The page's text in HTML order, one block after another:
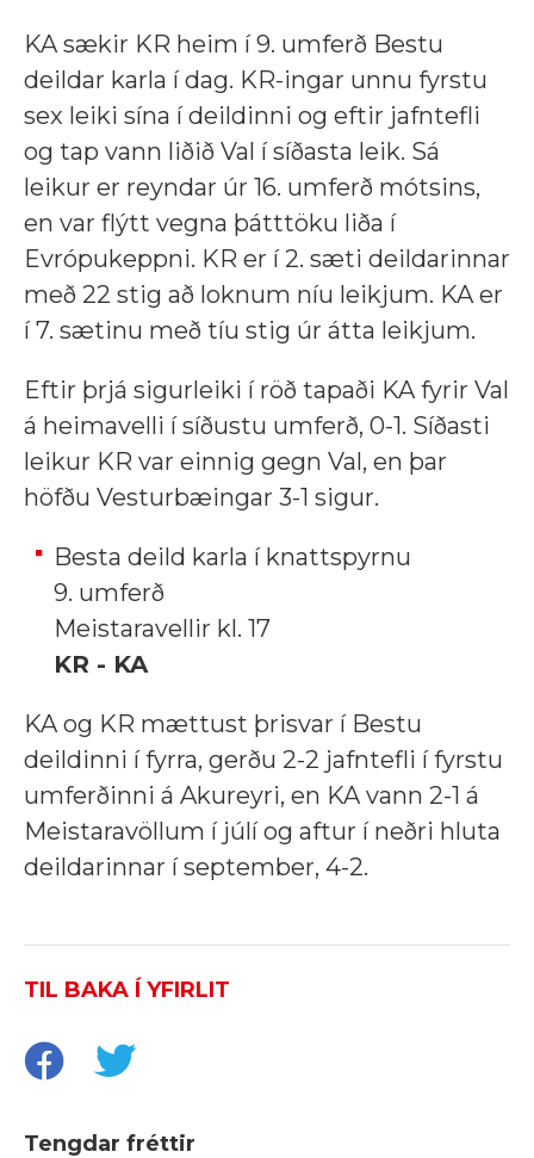
KA sækir KR heim í 9. umferð Bestu
deildar karla í dag. KR-ingar unnu fyrstu
sex leiki sína í deildinni og eftir jafntefli
og tap vann liðið Val í síðasta leik. Sá
leikur er reyndar úr 16. umferð mótsins,
en var flýtt vegna þátttöku liða í
Evrópukeppni. KR er í 2. sæti deildarinnar
með 22 stig að loknum níu leikjum. KA er
í 7. sætinu með tíu stig úr átta leikjum.
Eftir þrjá sigurleiki í röð tapaði KA fyrir Val
á heimavelli í síðustu umferð, 0-1. Síðasti
leikur KR var einnig gegn Val, en þar
höfðu Vesturbæingar 3-1 sigur.
Besta deild karla í knattspyrnu
9. umferð
Meistaravellir kl. 17
KR - KA
KA og KR mættust þrisvar í Bestu
deildinni í fyrra, gerðu 2-2 jafntefli í fyrstu
umferðinni á Akureyri, en KA vann 2-1 á
Meistaravöllum í júlí og aftur í neðri hluta
deildarinnar í september, 4-2.
TIL BAKA Í YFIRLIT
Tengdar fréttir